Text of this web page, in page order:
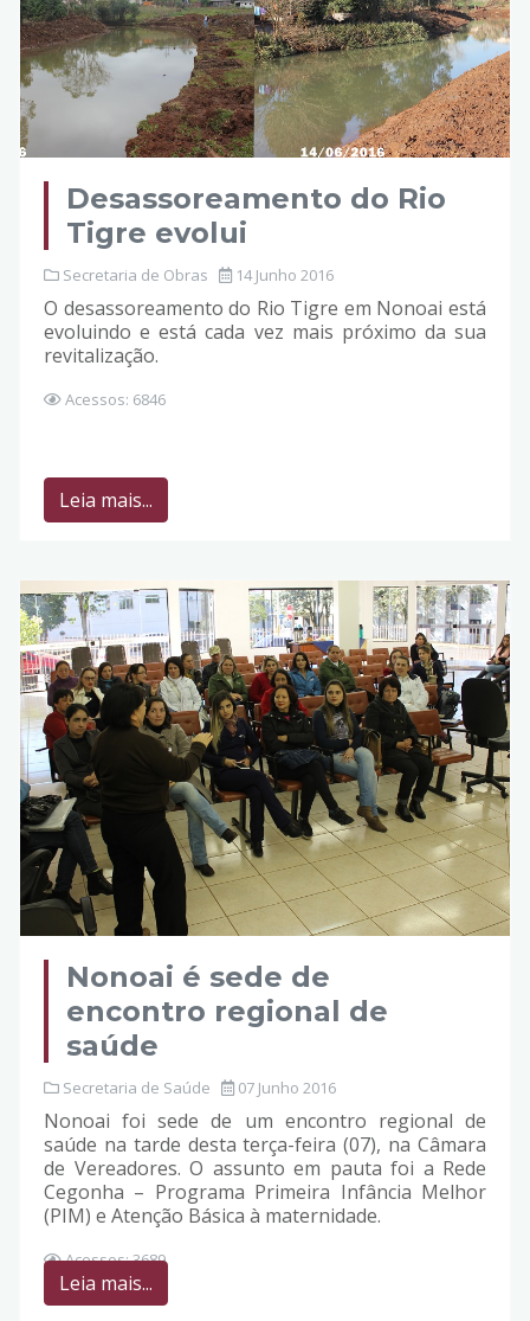
Desassoreamento do Rio
Tigre evolui
Secretaria de Obras 14 Junho 2016
O desassoreamento do Rio Tigre em Nonoai está
evoluindo e está cada vez mais próximo da sua
revitalização.
Acessos: 6846
Leia mais...
Nonoai é sede de
encontro regional de
saúde
Secretaria de Saúde 07 Junho 2016
Nonoai foi sede de um encontro regional de
saúde na tarde desta terça-feira (07), na Câmara
de Vereadores. O assunto em pauta foi a Rede
Cegonha – Programa Primeira Infância Melhor
(PIM) e Atenção Básica à maternidade.
Acessos: 3689
Leia mais...